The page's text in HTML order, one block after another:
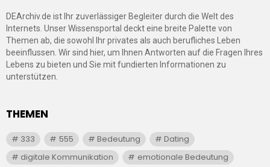
DEArchiv.de ist Ihr zuverlässiger Begleiter durch die Welt des
Internets. Unser Wissensportal deckt eine breite Palette von
Themen ab, die sowohl Ihr privates als auch berufliches Leben
beeinflussen. Wir sind hier, um Ihnen Antworten auf die Fragen Ihres
Lebens zu bieten und Sie mit fundierten Informationen zu
unterstützen.
THEMEN
333 555 Bedeutung
Dating
digitale Kommunikation
emotionale Bedeutung